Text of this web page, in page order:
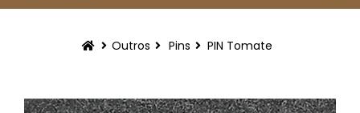
Outros Pins PIN Tomate